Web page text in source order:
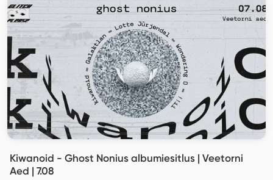
Kiwanoid - Ghost Nonius albumiesitlus | Veetorni
Aed | 7.08